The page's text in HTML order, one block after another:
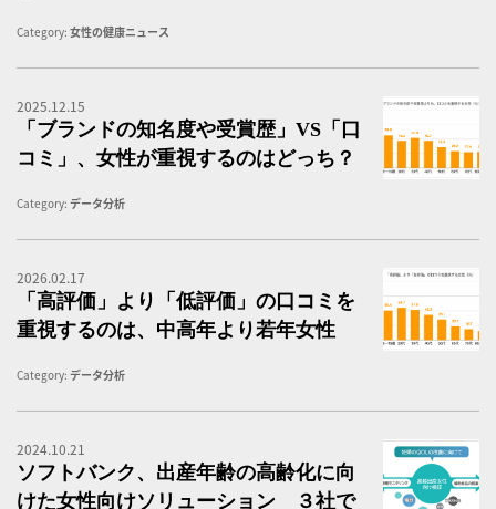
Category: 女性の健康ニュース
2025.12.15
「ブランドの知名度や受賞歴」VS「口
コミ」、女性が重視するのはどっち？
Category: データ分析
2026.02.17
「高評価」より「低評価」の口コミを
重視するのは、中高年より若年女性
Category: データ分析
2024.10.21
ソフトバンク、出産年齢の高齢化に向
けた女性向けソリューション ３社で